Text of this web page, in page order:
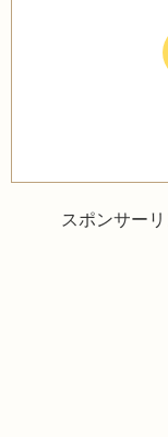
スポンサーリ